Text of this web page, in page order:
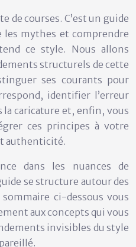
de courses. C’est un guide
mythes et comprendre
ce style. Nous allons
structurels de cette
ses courants pour
identifier l’erreur
la caricature et, enfin, vous
ces principes à votre
authenticité.
dans les nuances de
se structure autour des
ci-dessous vous
aux concepts qui vous
invisibles du style